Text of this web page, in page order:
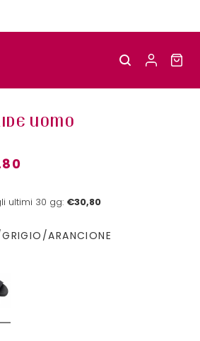
UOMO
ultimi 30 gg: €30,80
ARANCIONE